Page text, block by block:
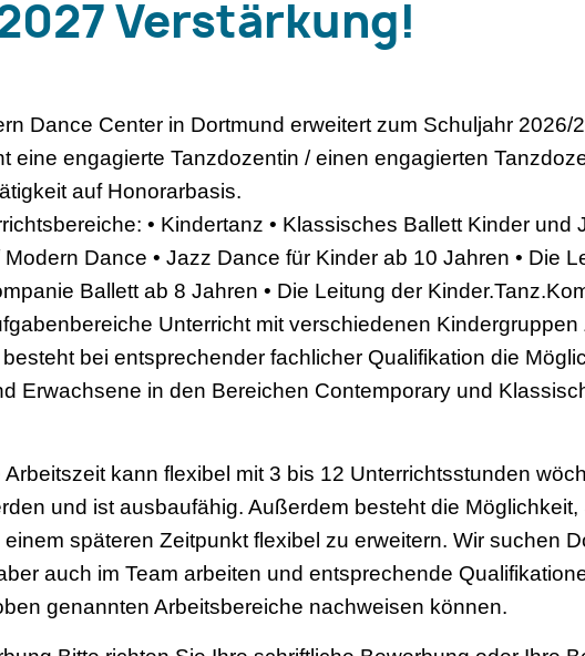
Verstärkung!
Dance Center in Dortmund erweitert zum Schuljahr 2026/
eine engagierte Tanzdozentin / einen engagierten
auf Honorarbasis.
• Kindertanz • Klassisches Ballett Kinder und
Dance • Jazz Dance für Kinder ab 10 Jahren • Die
Ballett ab 8 Jahren • Die Leitung der
Unterricht mit verschiedenen
bei entsprechender fachlicher Qualifikation die
Erwachsene in den Bereichen Contemporary und
Arbeitszeit kann flexibel mit 3 bis 12 Unterrichtsstunden
und ist ausbaufähig. Außerdem besteht die
späteren Zeitpunkt flexibel zu erweitern. Wir suchen
auch im Team arbeiten und entsprechende
genannten Arbeitsbereiche nachweisen können.